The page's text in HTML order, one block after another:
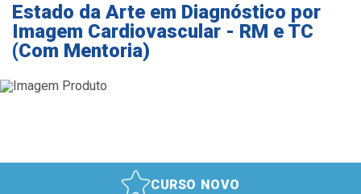
Estado da Arte em Diagnóstico por
Imagem Cardiovascular - RM e TC
(Com Mentoria)
CURSO NOVO